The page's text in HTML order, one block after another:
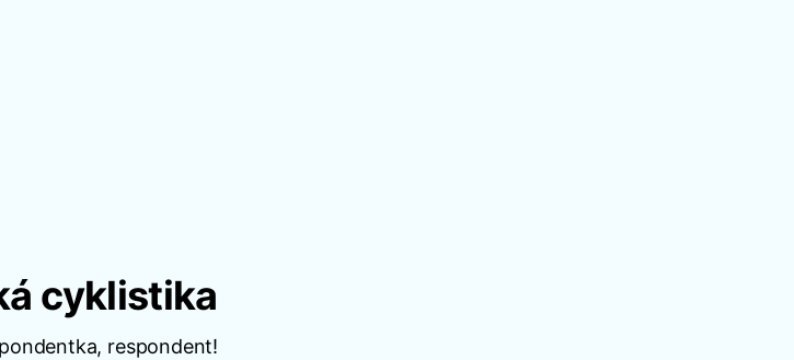
cyklistika
respondent!